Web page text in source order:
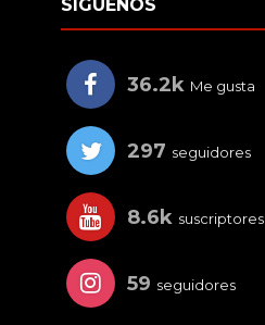
SÍGUENOS
36.2k Me gusta
297 seguidores
8.6k suscriptores
59 seguidores